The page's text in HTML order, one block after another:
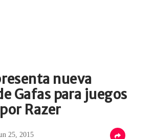
nueva
Gafas para juegos
Razer
25, 2015